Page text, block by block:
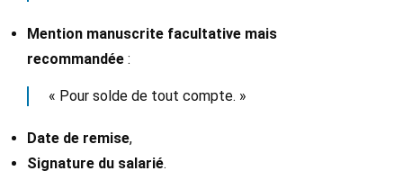
Mention manuscrite facultative mais
recommandée :
« Pour solde de tout compte. »
Date de remise,
Signature du salarié.